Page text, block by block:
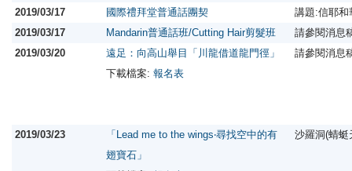
2019/03/17 國際禮拜堂普通話團契
講題:信耶
2019/03/17
Mandarin普通話班/Cutting Hair剪髮班
請參閱消息
2019/03/20
遠足：向高山舉目「川龍借道龍門徑」
下載檔案: 報名表
請參閱消息
2019/03/23
「Lead me to the wings‧尋找空中的有
翅寶石」
沙羅洞(蜻